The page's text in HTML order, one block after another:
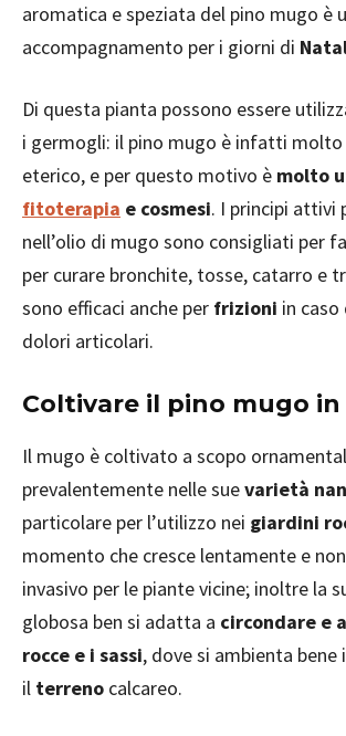
aromatica e speziata del pino mugo è
accompagnamento per i giorni di
Di questa pianta possono essere
i germogli: il pino mugo è infatti
eterico, e per questo motivo è molto
fitoterapia e cosmesi. I principi attivi
nell’olio di mugo sono consigliati per
per curare bronchite, tosse, catarro e
sono efficaci anche per frizioni in
dolori articolari.
Coltivare il pino mugo
Il mugo è coltivato a scopo
prevalentemente nelle suevarietà
particolare per l’utilizzo nei giardini
momento che cresce lentamente e
invasivo per le piante vicine; inoltre la
globosa ben si adatta a circondare e
rocce e i sassi, dove si ambienta bene
il terreno calcareo.